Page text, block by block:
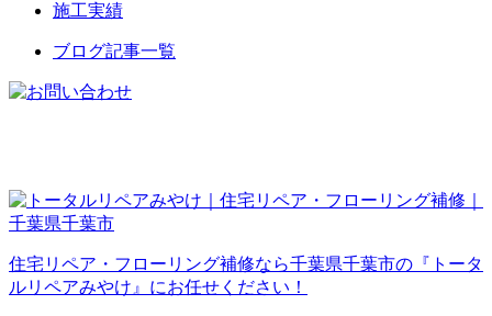
施工実績
ブログ記事一覧
住宅リペア・フローリング補修なら千葉県千葉市の『トータ
ルリペアみやけ』にお任せください！